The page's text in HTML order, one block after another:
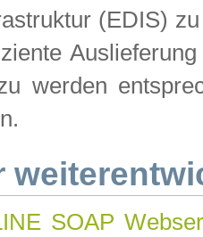
(EDIS)
werden
SOAP